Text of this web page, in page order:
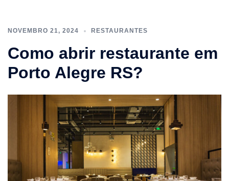
NOVEMBRO 21, 2024 RESTAURANTES
Como abrir restaurante em
Porto Alegre RS?